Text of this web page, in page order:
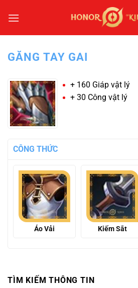
qua
GĂNG TAY GAI
+ 160 Giáp vật lý
+ 30 Công vật lý
CÔNG THỨC
Áo Vải Kiếm Sắt
TÌM KIẾM THÔNG TIN